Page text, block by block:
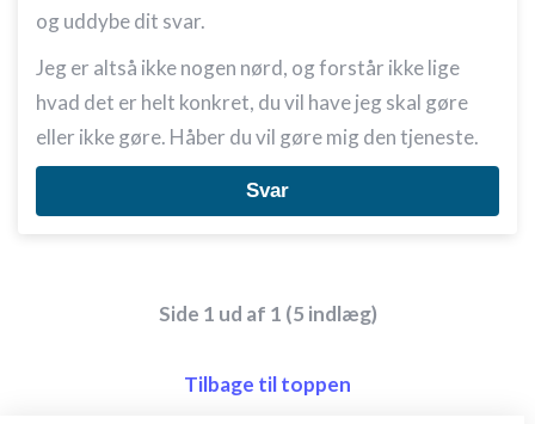
og uddybe dit svar.
Jeg er altså ikke nogen nørd, og forstår ikke lige
hvad det er helt konkret, du vil have jeg skal gøre
eller ikke gøre. Håber du vil gøre mig den tjeneste.
Svar
Side 1 ud af 1 (5 indlæg)
Tilbage til toppen